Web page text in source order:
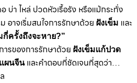
บ่า ไหล่ ปวดหัวเรื้อรัง หรือแม้กระทั่ง
าจเริ่มสนใจการรักษาด้วย ฝังเข็ม และ
กี่ครั้งถึงจะหาย?”
ารของการรักษาด้วย ฝังเข็มแก้ปวด
ผนจีนและคำตอบที่ชัดเจนที่สุดว่า…